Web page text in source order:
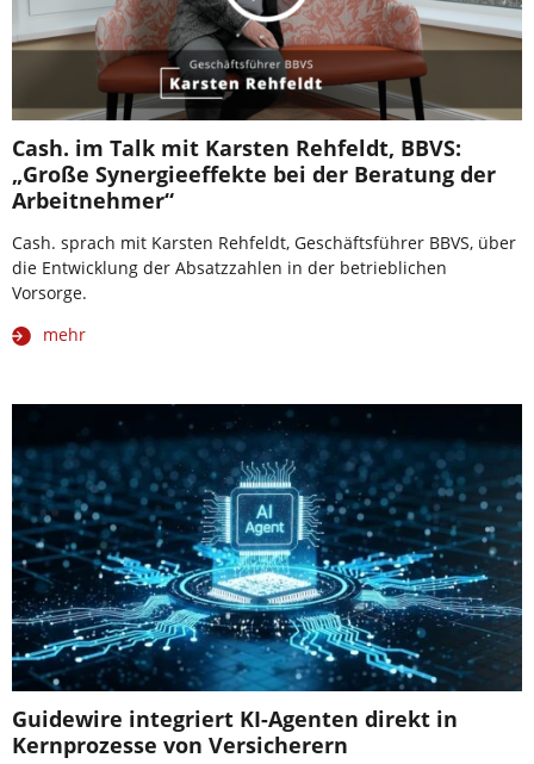
Cash. im Talk mit Karsten Rehfeldt, BBVS:
„Große Synergieeffekte bei der Beratung der
Arbeitnehmer“
Cash. sprach mit Karsten Rehfeldt, Geschäftsführer BBVS, über
die Entwicklung der Absatzzahlen in der betrieblichen
Vorsorge.
mehr
Guidewire integriert KI-Agenten direkt in
Kernprozesse von Versicherern